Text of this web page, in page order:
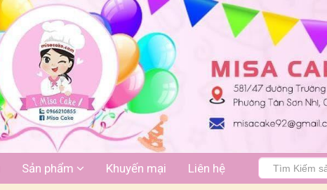
Sản phẩm Khuyến mại Liên hệ